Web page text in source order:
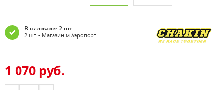
В наличии: 2 шт.
2 шт. - Магазин м.Аэропорт
1 070 руб.